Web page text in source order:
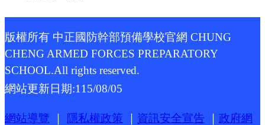
版權所有 中正國防幹部預備學校官網 CHUNG
CHENG ARMED FORCES PREPARATORY
SCHOOL.All rights reserved.
網站更新日期:115/08/05
網站導覽 隱私權政策 資訊安全宣告
政府網